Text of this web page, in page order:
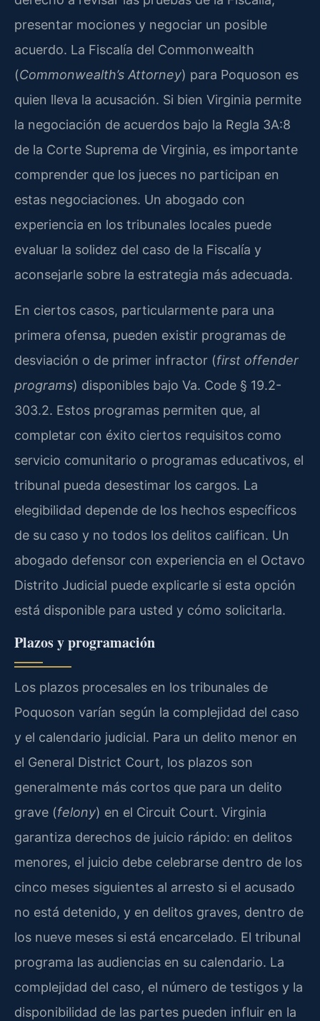
presentar mociones y negociar un posible
acuerdo. La Fiscalía del Commonwealth
(Commonwealth’s Attorney) para Poquoson es
quien lleva la acusación. Si bien Virginia permite
la negociación de acuerdos bajo la Regla 3A:8
de la Corte Suprema de Virginia, es importante
comprender que los jueces no participan en
estas negociaciones. Un abogado con
experiencia en los tribunales locales puede
evaluar la solidez del caso de la Fiscalía y
aconsejarle sobre la estrategia más adecuada.
En ciertos casos, particularmente para una
primera ofensa, pueden existir programas de
desviación o de primer infractor (first offender
programs) disponibles bajo Va. Code § 19.2-
303.2. Estos programas permiten que, al
completar con éxito ciertos requisitos como
servicio comunitario o programas educativos, el
tribunal pueda desestimar los cargos. La
elegibilidad depende de los hechos específicos
de su caso y no todos los delitos califican. Un
abogado defensor con experiencia en el Octavo
Distrito Judicial puede explicarle si esta opción
está disponible para usted y cómo solicitarla.
Plazos y programación
Los plazos procesales en los tribunales de
Poquoson varían según la complejidad del caso
y el calendario judicial. Para un delito menor en
el General District Court, los plazos son
generalmente más cortos que para un delito
grave (felony) en el Circuit Court. Virginia
garantiza derechos de juicio rápido: en delitos
menores, el juicio debe celebrarse dentro de los
cinco meses siguientes al arresto si el acusado
no está detenido, y en delitos graves, dentro de
los nueve meses si está encarcelado. El tribunal
programa las audiencias en su calendario. La
complejidad del caso, el número de testigos y la
disponibilidad de las partes pueden influir en la